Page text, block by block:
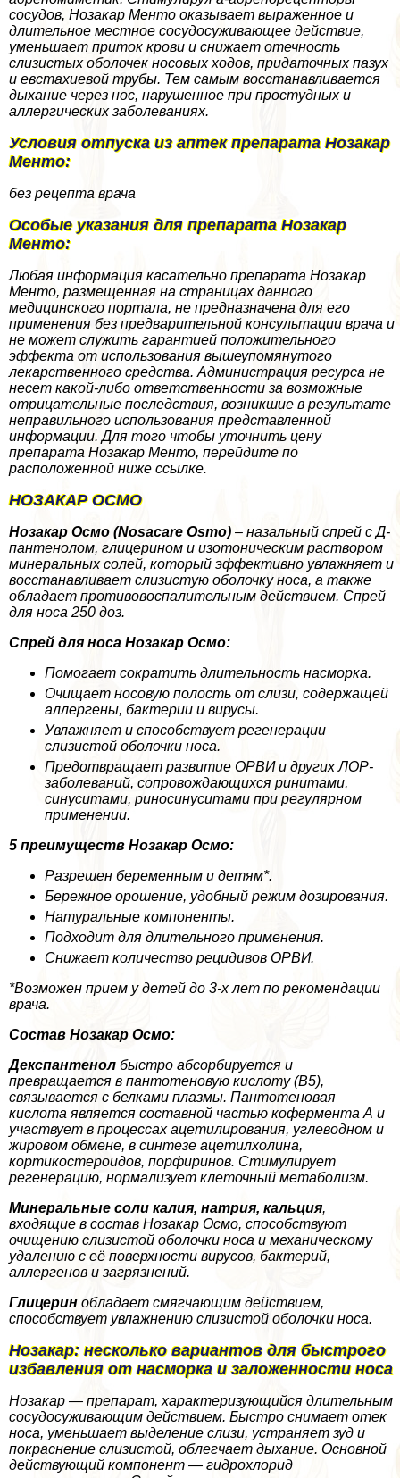
сосудов, Нозакар Менто оказывает выраженное и
длительное местное сосудосуживающее действие,
уменьшает приток крови и снижает отечность
слизистых оболочек носовых ходов, придаточных пазух
и евстахиевой трубы. Тем самым восстанавливается
дыхание через нос, нарушенное при простудных и
аллергических заболеваниях.
Условия отпуска из аптек препарата Нозакар
Менто:
без рецепта врача
Особые указания для препарата Нозакар
Менто:
Любая информация касательно препарата Нозакар
Менто, размещенная на страницах данного
медицинского портала, не предназначена для его
применения без предварительной консультации врача и
не может служить гарантией положительного
эффекта от использования вышеупомянутого
лекарственного средства. Администрация ресурса не
несет какой-либо ответственности за возможные
отрицательные последствия, возникшие в результате
неправильного использования представленной
информации. Для того чтобы уточнить цену
препарата Нозакар Менто, перейдите по
расположенной ниже ссылке.
НОЗАКАР ОСМО
Нозакар Осмо (Nosacare Osmo) – назальный спрей с Д-
пантенолом, глицерином и изотоническим раствором
минеральных солей, который эффективно увлажняет и
восстанавливает слизистую оболочку носа, а также
обладает противовоспалительным действием. Спрей
для носа 250 доз.
Спрей для носа Нозакар Осмо:
Помогает сократить длительность насморка.
Очищает носовую полость от слизи, содержащей
аллергены, бактерии и вирусы.
Увлажняет и способствует регенерации
слизистой оболочки носа.
Предотвращает развитие ОРВИ и других ЛОР-
заболеваний, сопровождающихся ринитами,
синуситами, риносинуситами при регулярном
применении.
5 преимуществ Нозакар Осмо:
Разрешен беременным и детям*.
Бережное орошение, удобный режим дозирования.
Натуральные компоненты.
Подходит для длительного применения.
Снижает количество рецидивов ОРВИ.
*Возможен прием у детей до 3-х лет по рекомендации
врача.
Состав Нозакар Осмо:
Декспантенол быстро абсорбируется и
превращается в пантотеновую кислоту (В5),
связывается с белками плазмы. Пантотеновая
кислота является составной частью кофермента А и
участвует в процессах ацетилирования, углеводном и
жировом обмене, в синтезе ацетилхолина,
кортикостероидов, порфиринов. Стимулирует
регенерацию, нормализует клеточный метаболизм.
Минеральные соли калия, натрия, кальция,
входящие в состав Нозакар Осмо, способствуют
очищению слизистой оболочки носа и механическому
удалению с её поверхности вирусов, бактерий,
аллергенов и загрязнений.
Глицерин обладает смягчающим действием,
способствует увлажнению слизистой оболочки носа.
Нозакар: несколько вариантов для быстрого
избавления от насморка и заложенности носа
Нозакар — препарат, хаpaктеризующийся длительным
сосудосуживающим действием. Быстро снимает отек
носа, уменьшает выделение слизи, устраняет зуд и
покраснение слизистой, облегчает дыхание. Основной
действующий компонент — гидрохлорид